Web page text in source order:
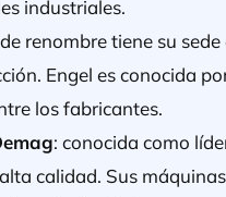
industriales.
renombre tiene su
Engel es conocida
los fabricantes.
: conocida como
calidad. Sus